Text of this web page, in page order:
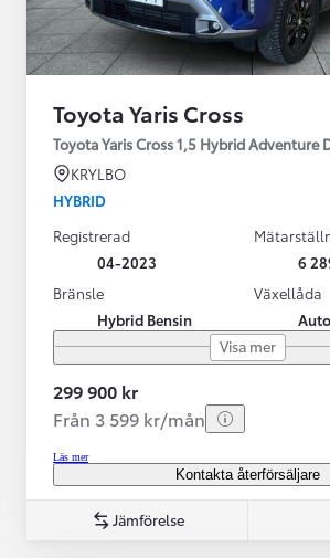
Toyota Yaris Cross
Toyota Yaris Cross 1,5 Hybrid Adventure
KRYLBO
HYBRID
Registrerad
04-2023
6
Bränsle
Hybrid Bensin
Växellåda
Visa mer
299 900 kr
Från 3 599 kr/mån
Läs mer
Kontakta återförsäljare
Jämförelse